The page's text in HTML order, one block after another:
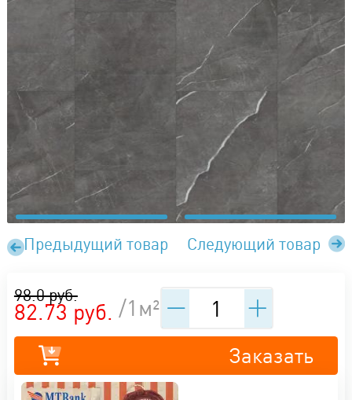
Предыдущий товар Следующий товар
82.73 руб.
98.0 руб. /1м²
Заказать